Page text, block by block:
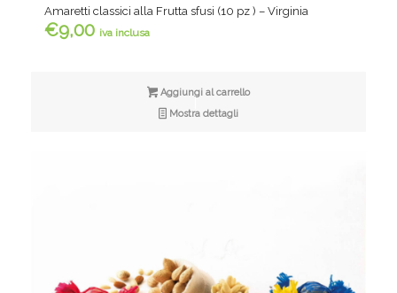
Amaretti classici alla Frutta sfusi (10 pz ) – Virginia
€9,00 iva inclusa
Aggiungi al carrello
Mostra dettagli